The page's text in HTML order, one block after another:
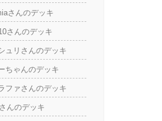
さんのデッキ
さんのデッキ
ュリさんのデッキ
ちゃんのデッキ
ファさんのデッキ
んのデッキ